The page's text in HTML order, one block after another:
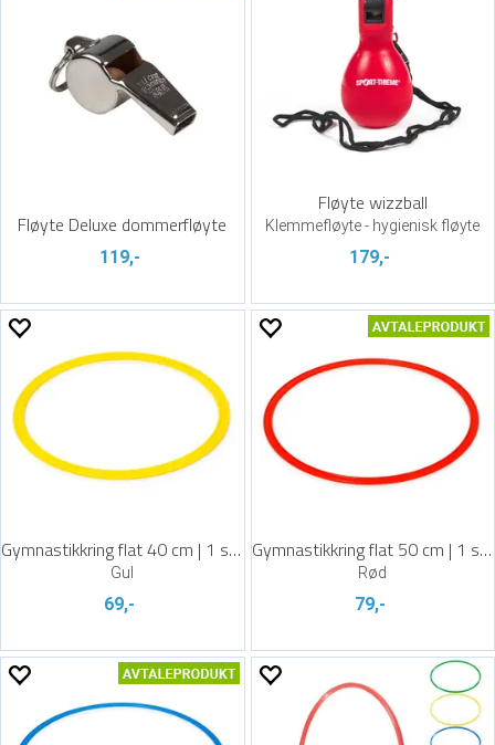
Fløyte Deluxe dommerfløyte
119,-
Fløyte wizzball
Klemmefløyte - hygienisk fløyte
179,-
Gymnastikkring flat 40 cm | 1 stk.
Gul
69,-
Gymnastikkring flat 50 cm | 1 stk.
Rød
79,-